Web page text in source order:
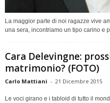
La maggior parte di noi ragazze vive
una sera, incontriamo un tipo carino e
Cara Delevingne:
matrimonio? (FOTO)
Carlo Mattiani - 21 Dicembre 2015
Le voci girano e i tabloid di tutto il